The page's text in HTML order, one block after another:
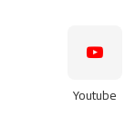
Youtube